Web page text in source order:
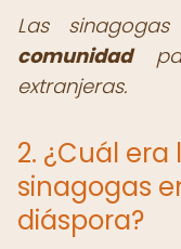
Las
comunidad
extranjeras.
2. ¿Cuál
sinagogas
diáspora?